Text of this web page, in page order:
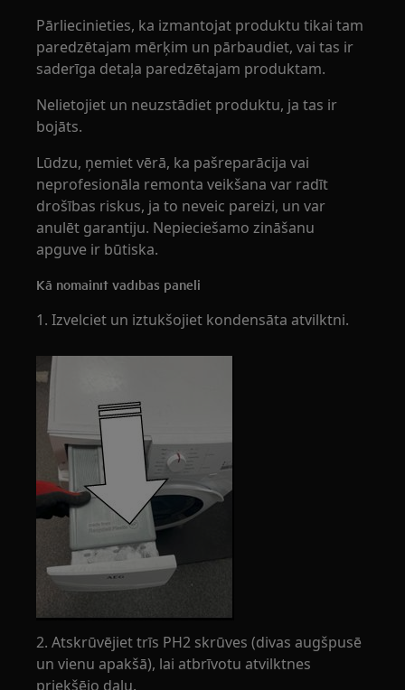
Pārliecinieties, ka izmantojat produktu tikai tam
paredzētajam mērķim un pārbaudiet, vai tas ir
saderīga detaļa paredzētajam produktam.
Nelietojiet un neuzstādiet produktu, ja tas ir
bojāts.
Lūdzu, ņemiet vērā, ka pašreparācija vai
neprofesionāla remonta veikšana var radīt
drošības riskus, ja to neveic pareizi, un var
anulēt garantiju. Nepieciešamo zināšanu
apguve ir būtiska.
Kā nomainīt vadības paneli
1. Izvelciet un iztukšojiet kondensāta atvilktni.
2. Atskrūvējiet trīs PH2 skrūves (divas augšpusē
un vienu apakšā), lai atbrīvotu atvilktnes
priekšējo daļu.